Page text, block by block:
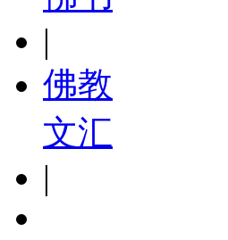
|
佛教
文汇
|